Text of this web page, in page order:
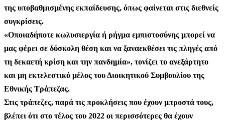
της υποβαθμισμένης εκπαίδευσης, όπως φαίνεται στις διεθνείς
συγκρίσεις.
«Οποιαδήποτε κωλυσιεργία ή ρήγμα εμπιστοσύνης μπορεί να
μας φέρει σε δύσκολη θέση και να ξαναεκθέσει τις πληγές από
τη δεκαετή κρίση και την πανδημία», τονίζει το ανεξάρτητο
και μη εκτελεστικό μέλος του Διοικητικού Συμβουλίου της
Εθνικής Τράπεζας.
Στις τράπεζες, παρά τις προκλήσεις που έχουν μπροστά τους,
βλέπει ότι στο τέλος του 2022 οι περισσότερες θα έχουν